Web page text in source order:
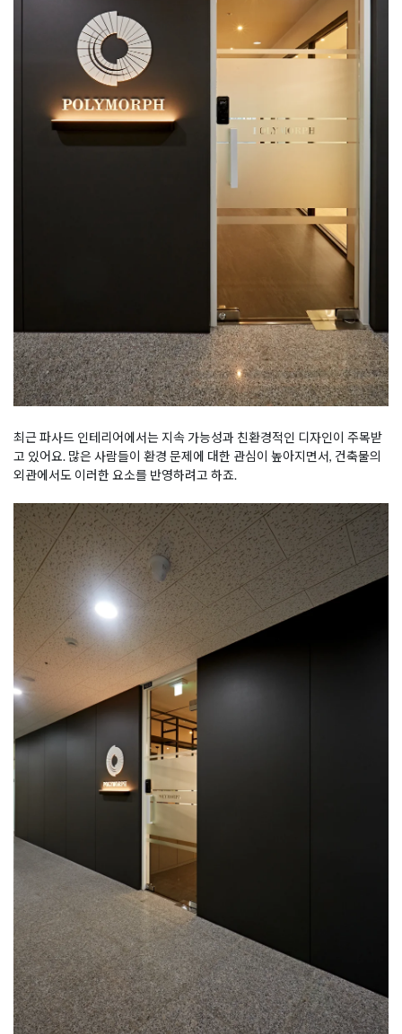
최근 파사드 인테리어에서는 지속 가능성과 친환경적인 디자인이 주목받
고 있어요. 많은 사람들이 환경 문제에 대한 관심이 높아지면서, 건축물의
외관에서도 이러한 요소를 반영하려고 하죠.